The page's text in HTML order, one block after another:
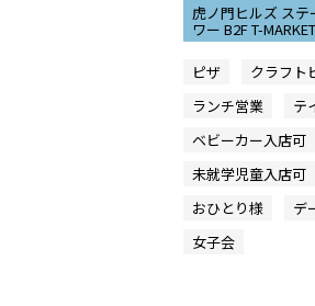
虎ノ門ヒルズ ステ
ワー B2F T-MARKET
ピザ
クラフト
ランチ営業
テ
ベビーカー入店可
未就学児童入店可
おひとり様
デ
女子会